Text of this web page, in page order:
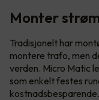
Monter
Tradisjonelt har
montere trafo, men
verden. Micro Matic
som enkelt festes
kostnadsbesparende.